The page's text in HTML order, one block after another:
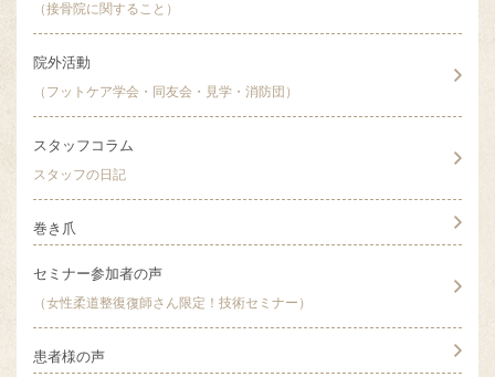
（接骨院に関すること）
院外活動
（フットケア学会・同友会・見学・消防団）
スタッフコラム
スタッフの日記
巻き爪
セミナー参加者の声
（女性柔道整復復師さん限定！技術セミナー）
患者様の声